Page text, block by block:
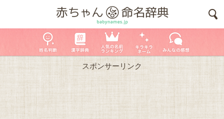
スポンサーリンク